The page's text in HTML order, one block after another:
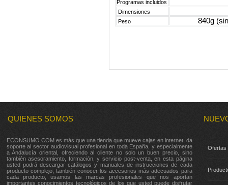
Programas incluidos
Dimensiones
Peso
840g
QUIENES SOMOS
ECONSUMO.COM es más que una tienda que mueve cajas en internet, da
soporte al sector audiovisual profesional en toda España, y especialmente
a Andalucía oriental, ofreciendo al cliente no solo un buen precio, sino
también asesoramiento, formación, y servicio post-venta, en esta página
usted podrá descargar catálogos y manuales de instrucciones de cada
producto complejo, también conocer los accesorios más adecuados para
cada producto, usamos las marcas profesionales que nos aportan
importantes conocimientos tecnológicos de los que usted puede disfrutar
Ofertas